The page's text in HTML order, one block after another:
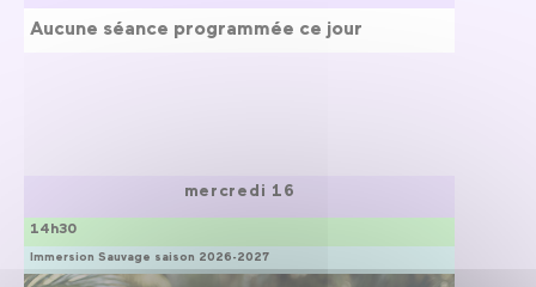
Aucune séance programmée ce jour
mercredi 16
Immersion Sauvage saison 2026-2027
14h30